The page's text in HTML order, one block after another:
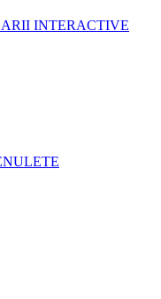
INTERACTIVE